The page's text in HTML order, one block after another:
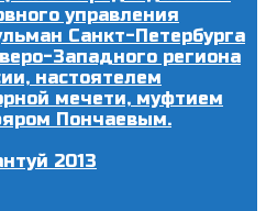
управления
Санкт-Петербурга
Западного региона
настоятелем
мечети, муфтием
Пончаевым.
2013